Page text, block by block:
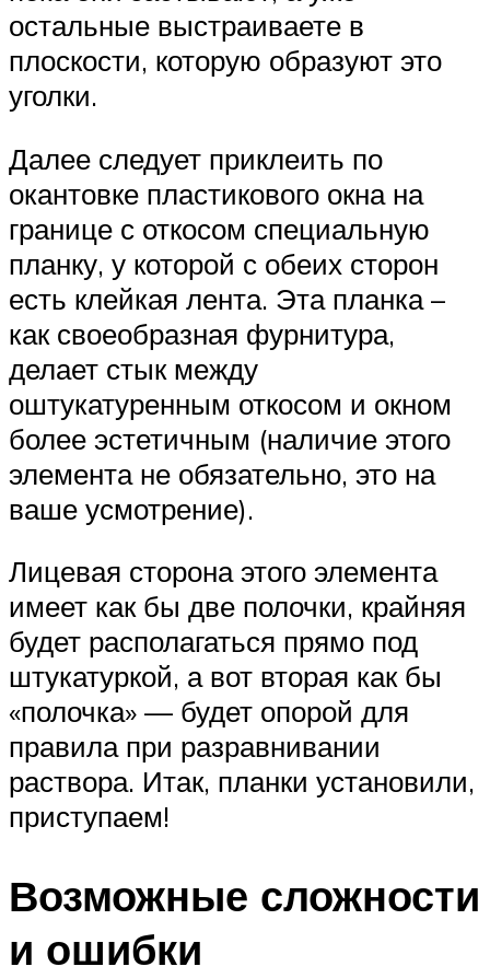
остальные выстраиваете в
плоскости, которую образуют это
уголки.
Далее следует приклеить по
окантовке пластикового окна на
границе с откосом специальную
планку, у которой с обеих сторон
есть клейкая лента. Эта планка –
как своеобразная фурнитура,
делает стык между
оштукатуренным откосом и окном
более эстетичным (наличие этого
элемента не обязательно, это на
ваше усмотрение).
Лицевая сторона этого элемента
имеет как бы две полочки, крайняя
будет располагаться прямо под
штукатуркой, а вот вторая как бы
«полочка» — будет опорой для
правила при разравнивании
раствора. Итак, планки установили,
приступаем!
Возможные сложности
и ошибки